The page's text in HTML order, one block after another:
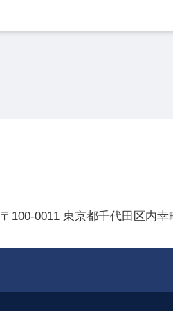
〒100-0011 東京都千代田区内幸